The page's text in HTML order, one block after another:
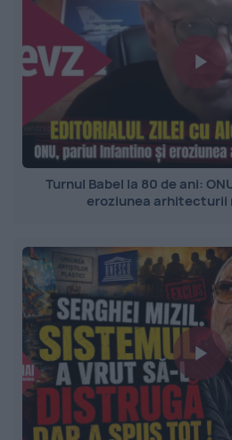
Turnul Babel la 80 de ani:
eroziunea